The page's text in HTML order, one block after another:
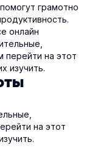
грамотно
онлайн
перейти на этот
изучить.
на этот